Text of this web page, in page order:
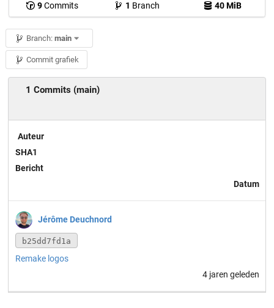
9Commits 1 Branch 40 MiB
Branch: main
Commit grafiek
1 Commits (main)
Auteur
SHA1
Bericht
Datum
Jérôme Deuchnord
b25dd7fd1a
Remake logos
4 jaren geleden